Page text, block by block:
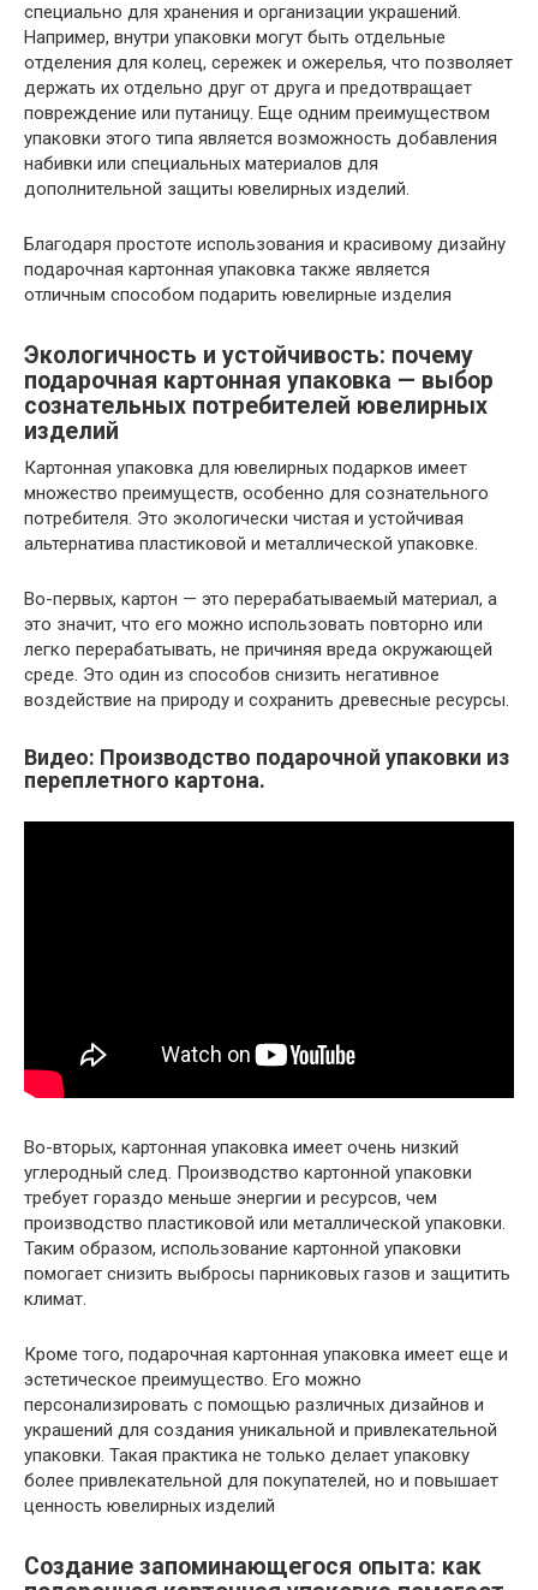
специально для хранения и организации украшений.
Например, внутри упаковки могут быть отдельные
отделения для колец, сережек и ожерелья, что позволяет
держать их отдельно друг от друга и предотвращает
повреждение или путаницу. Еще одним преимуществом
упаковки этого типа является возможность добавления
набивки или специальных материалов для
дополнительной защиты ювелирных изделий.
Благодаря простоте использования и красивому дизайну
подарочная картонная упаковка также является
отличным способом подарить ювелирные изделия
Экологичность и устойчивость: почему
подарочная картонная упаковка — выбор
сознательных потребителей ювелирных
изделий
Картонная упаковка для ювелирных подарков имеет
множество преимуществ, особенно для сознательного
потребителя. Это экологически чистая и устойчивая
альтернатива пластиковой и металлической упаковке.
Во-первых, картон — это перерабатываемый материал, а
это значит, что его можно использовать повторно или
легко перерабатывать, не причиняя вреда окружающей
среде. Это один из способов снизить негативное
воздействие на природу и сохранить древесные ресурсы.
Видео: Производство подарочной упаковки из
переплетного картона.
Во-вторых, картонная упаковка имеет очень низкий
углеродный след. Производство картонной упаковки
требует гораздо меньше энергии и ресурсов, чем
производство пластиковой или металлической упаковки.
Таким образом, использование картонной упаковки
помогает снизить выбросы парниковых газов и защитить
климат.
Кроме того, подарочная картонная упаковка имеет еще и
эстетическое преимущество. Его можно
персонализировать с помощью различных дизайнов и
украшений для создания уникальной и привлекательной
упаковки. Такая практика не только делает упаковку
более привлекательной для покупателей, но и повышает
ценность ювелирных изделий
Создание запоминающегося опыта: как